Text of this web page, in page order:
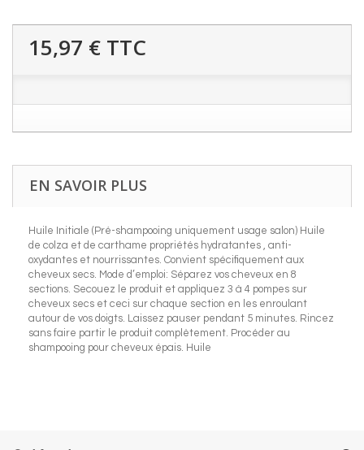
15,97 € TTC
EN SAVOIR PLUS
Huile Initiale (Pré-shampooing uniquement usage salon) Huile
de colza et de carthame propriétés hydratantes , anti-
oxydantes et nourrissantes. Convient spécifiquement aux
cheveux secs. Mode d’emploi: Séparez vos cheveux en 8
sections. Secouez le produit et appliquez 3 à 4 pompes sur
cheveux secs et ceci sur chaque section en les enroulant
autour de vos doigts. Laissez pauser pendant 5 minutes. Rincez
sans faire partir le produit complètement. Procéder au
shampooing pour cheveux épais. Huile